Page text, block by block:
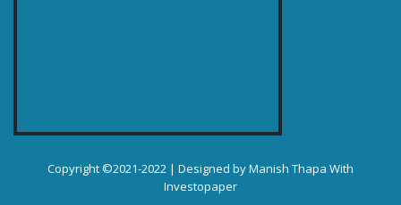
Copyright ©2021-2022 | Designed byManish Thapa With
Investopaper